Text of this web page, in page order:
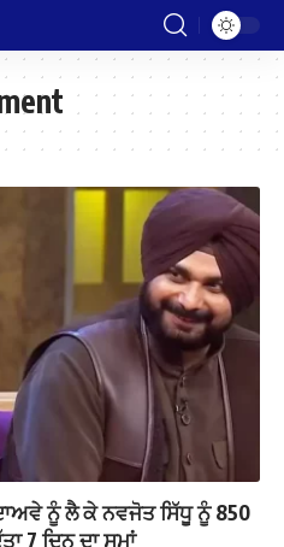
ਨੂੰ ਲੈ ਕੇ ਨਵਜੋਤ ਸਿੱਧੂ ਨੂੰ 850
7 ਦਿਨ ਦਾ ਸਮਾਂ